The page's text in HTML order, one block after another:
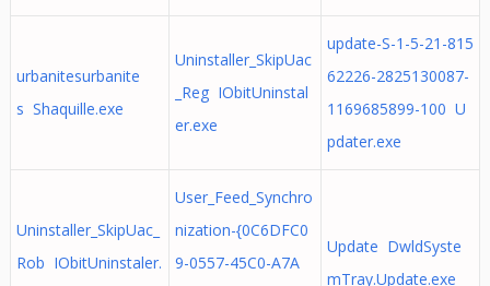
urbanitesurbanite
s Shaquille.exe
Uninstaller_SkipUac
_Reg IObitUninstal
er.exe
update-S-1-5-21-815
62226-2825130087-
1169685899-100 U
pdater.exe
Uninstaller_SkipUac_
Rob IObitUninstaler.
User_Feed_Synchro
nization-{0C6DFC0
9-0557-45C0-A7A
Update DwldSyste
mTray.Update.exe